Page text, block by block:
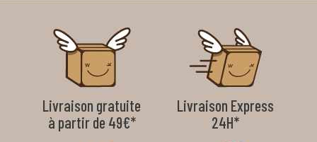
Livraison gratuite
à partir de 49€*
Livraison Express
24H*